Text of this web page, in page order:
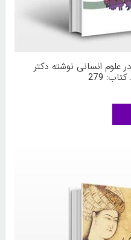
انسانی نوشته دکتر
279